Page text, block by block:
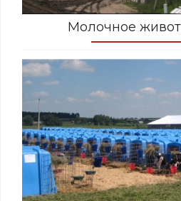
Молочное